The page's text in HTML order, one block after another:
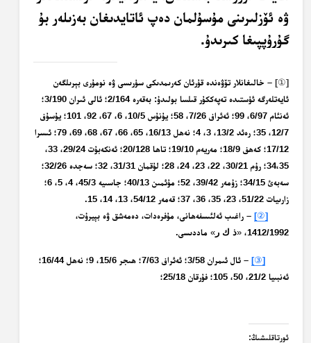
ۋە ئۆزلىرىنى مۇسۇلمان دەپ ئاتايدىغان بەزىلەر بۇ
گۇرۇپپىغا كىرىدۇ.
[①]
– خالىغانلار تۆۋەندە قۇرئان كەرىمدىكى سۈرىسى ۋە نومۇرى بېرىلگەن
ئايەتلەرگە ئۈستىدە تەپەككۇر قىلسا بولىدۇ: بەقەرە 2/164؛ ئالى ئىران 3/190؛
ئەنئام 6/97، 99؛ ئەئراف 7/26، 58؛ يۇنۇس 10/5، 6، 67، 92، 101؛ يۇسۇف
12/7، 35؛ رەئد 13/2، 3، 4؛ نەھل 16/13، 65، 66، 67، 68، 69، 79؛ ئىسرا
17/12؛ كەھف 18/9؛ مەريەم 19/10؛ تاھا 20/128؛ ئەنكەبۇت 29/24، 33،
34،35؛ رۇم 30/21، 22، 23، 24، 28؛ لۇقمان 31/31، 32؛ سەجدە 32/26؛
سەبەئ 34/15؛ زۇمەر 39/42، 52؛ مۇئمىن 40/13؛ جاسىيە 45/3، 4، 5، 6؛
زارىيات 51/22، 23، 35، 36، 37؛ قەمەر 54/12، 13، 14، 15.
[②]
– راغىب ئەلئىسفەھانى، مۇفرەدات، دەمەشق ۋە بېيرۇت،
1412/1992، «ذ ك ر»ماددىسى.
[③]
– ئال ئىمران 3/58؛ ئەئراف 7/63؛ ھىجر 15/6، 9؛ نەھل 16/44؛
ئەنبىيا 21/2، 50، 105؛ فۇرقان 25/18؛
ئورتاقلىشىڭ: